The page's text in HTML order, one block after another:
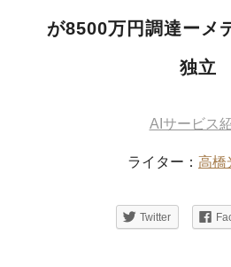
が8500万円調達ーメ
独立
AIサービス
ライター： 高橋
Twitter